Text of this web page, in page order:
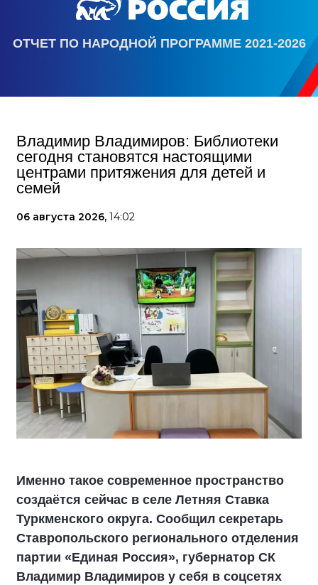
ОТЧЕТ ПО НАРОДНОЙ ПРОГРАММЕ 2021-2026
Владимир Владимиров: Библиотеки
сегодня становятся настоящими
центрами притяжения для детей и
семей
06 августа 2026, 14:02
Именно такое современное пространство
создаётся сейчас в селе Летняя Ставка
Туркменского округа. Сообщил секретарь
Ставропольского регионального отделения
партии «Единая Россия», губернатор СК
Владимир Владимиров у себя в соцсетях